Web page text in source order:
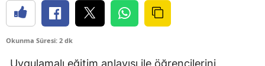
Okunma Süresi: 2 dk
Uygulamalı eğitim anlayışı ile öğrencilerini